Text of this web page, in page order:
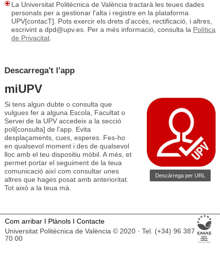
La Universitat Politècnica de València tractarà les teues dades
personals per a gestionar l'alta i registre en la plataforma
UPV[contacT]. Pots exercir els drets d'accés, rectificació, i altres,
escrivint a dpd@upv.es. Per a més informació, consulta la Política
de Privacitat.
Descarrega't l'app
miUPV
Si tens algun dubte o consulta que
vulgues fer a alguna Escola, Facultat o
Servei de la UPV accedeix a la secció
poli[consulta] de l'app. Evita
desplaçaments, cues, esperes. Fes-ho
en qualsevol moment i des de qualsevol
lloc amb el teu dispositiu mòbil. A més, et
permet portar el seguiment de la teua
comunicació així com consultar unes
altres que hages posat amb anterioritat.
Tot això a la teua mà.
Descàrrega per URL
Com arribar Plànols
Contacte
Universitat Politècnica de València © 2020 · Tel. (+34) 96 387
70 00